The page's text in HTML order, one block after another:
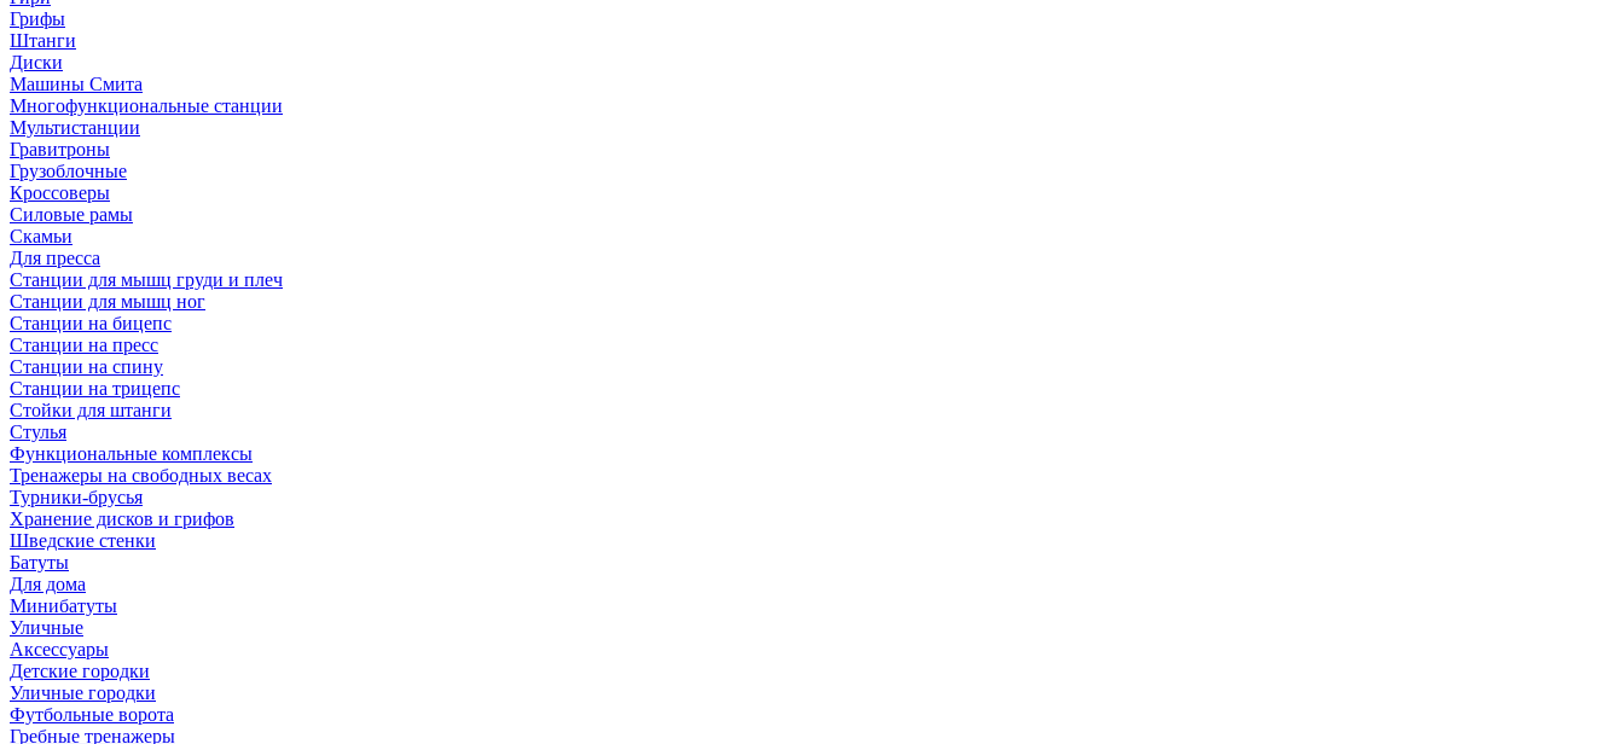
Грифы
Штанги
Диски
Машины Смита
Многофункциональные станции
Мультистанции
Гравитроны
Грузоблочные
Кроссоверы
Силовые рамы
Скамьи
Для пресса
Станции для мышц груди и плеч
Станции для мышц ног
Станции на бицепс
Станции на пресс
Станции на спину
Станции на трицепс
Стойки для штанги
Стулья
Функциональные комплексы
Тренажеры на свободных весах
Турники-брусья
Хранение дисков и грифов
Шведские стенки
Батуты
Для дома
Минибатуты
Уличные
Аксессуары
Детские городки
Уличные городки
Футбольные ворота
Гребные тренажеры